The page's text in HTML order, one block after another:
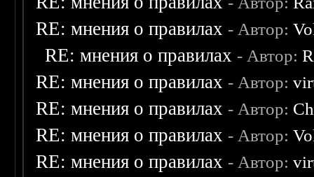
RE: мнения о правилах - Автор:
RE: мнения о правилах - Автор:
RE: мнения о правилах - Автор:
RE: мнения о правилах - Автор:
RE: мнения о правилах - Автор:
RE: мнения о правилах - Автор: